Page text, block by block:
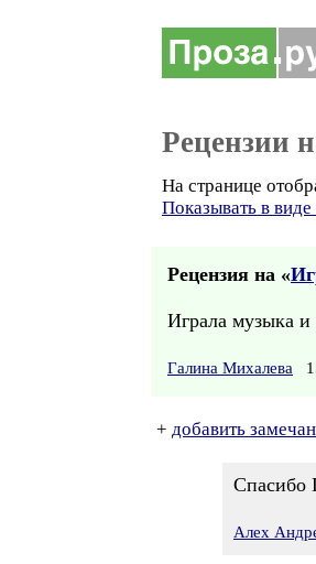
Рецензии
На странице
Показывать в виде
Рецензия на «
Играла музыка
Галина Михалева
+ добавить
Спасибо
Алех